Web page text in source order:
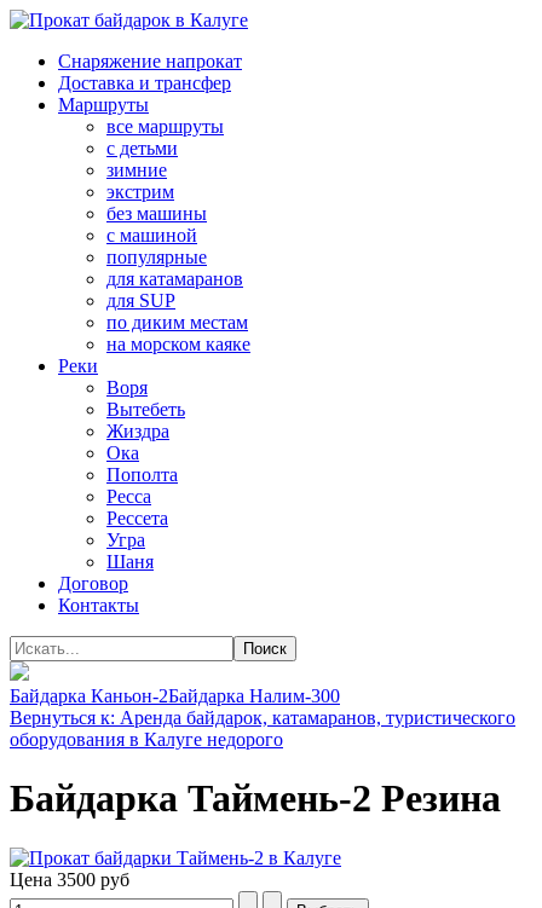
Снаряжение напрокат
Доставка и трансфер
Маршруты
все маршруты
с детьми
зимние
экстрим
без машины
с машиной
популярные
для катамаранов
для SUP
по диким местам
на морском каяке
Реки
Воря
Вытебеть
Жиздра
Ока
Пополта
Ресса
Рессета
Угра
Шаня
Договор
Контакты
Байдарка Каньон-2Байдарка Налим-300
Вернуться к: Аренда байдарок, катамаранов, туристического
оборудования в Калуге недорого
Байдарка Таймень-2 Резина
Цена 3500 руб